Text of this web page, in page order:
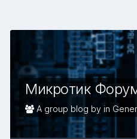
Микротик
A group blog by in